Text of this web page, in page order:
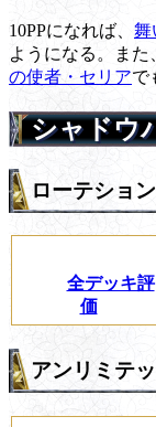
10PPになれば、 舞
ようになる。また
の使者・セリアで
シャドウ
ローテショ
全デッキ評
価
アンリミテ